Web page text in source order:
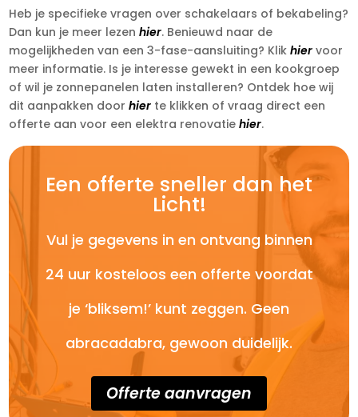
Heb je specifieke vragen over schakelaars of bekabeling?
Dan kun je meer lezenhier. Benieuwd naar de
mogelijkheden van een 3-fase-aansluiting? Klikhier voor
meer informatie. Is je interesse gewekt in een kookgroep
of wil je zonnepanelen laten installeren? Ontdek hoe wij
dit aanpakken doorhier te klikken of vraag direct een
offerte aan voor een elektra renovatiehier.
Een offerte sneller dan het
Licht!
Vul je gegevens in en ontvang binnen
24 uur kosteloos een offerte voordat
je ‘bliksem!’ kunt zeggen. Geen
abracadabra, gewoon duidelijk.
Offerte aanvragen